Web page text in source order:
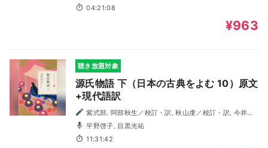
04:21:08
¥963
聴き放題対象
源氏物語 下（日本の古典をよむ 10）原文
+現代語訳
紫式部, 阿部秋生／校訂・訳, 秋山虔／校訂・訳, 今井源
衛／校訂・訳, 鈴木日出男／校訂・訳
平野啓子, 目黒光祐
11:31:42